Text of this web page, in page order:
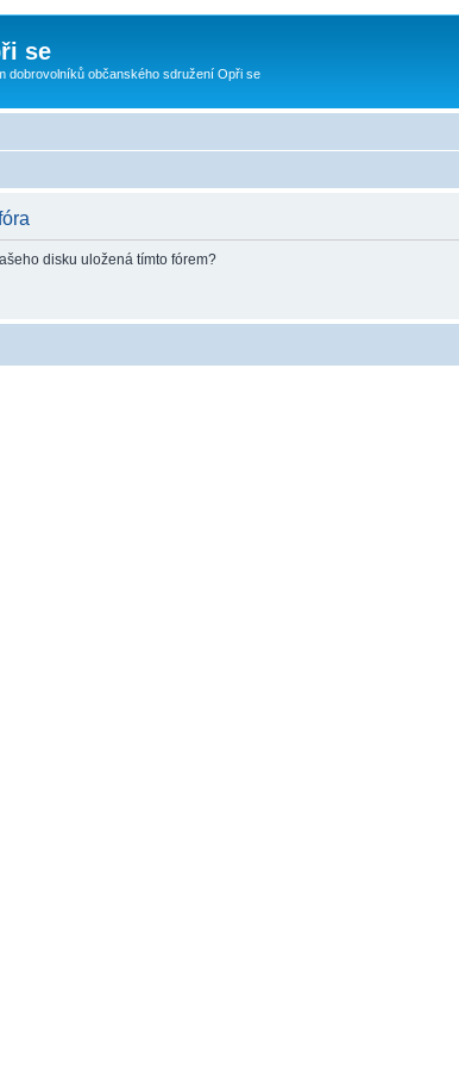
se
dobrovolníků občanského sdružení Opři se
disku uložená tímto fórem?